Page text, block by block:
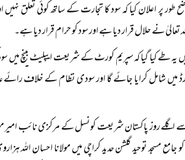
طور پر اعلان کیا کہ سود کا تجارت کے ساتھ کوئی
تعالیٰ نے حلال قرار دیا ہے اور سود کو حرام قرار دیا ہے۔
میں یہ طے کیا گیا کہ سپریم کورٹ کے شریعت ایپلیٹ
میں شامل کرایا جائے گا اور سودی نظام کے خلاف رائے
سے اگلے روز پاکستان شریعت کونسل کے مرکزی نائب امیر
جامع مسجد توحید گلشن حدید کراچی میں مولانا احسان